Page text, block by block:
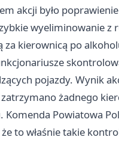
akcji było poprawienie
wyeliminowanie z
za kierownicą po
pojazdy. Wynik
żadnego
Komenda Powiatowa
to właśnie takie